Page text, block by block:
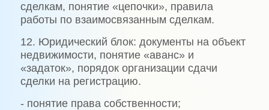
сделкам, понятие «цепочки», правила
работы по взаимосвязанным сделкам.
12. Юридический блок: документы на объект
недвижимости, понятие «аванс» и
«задаток», порядок организации сдачи
сделки на регистрацию.
- понятие права собственности;